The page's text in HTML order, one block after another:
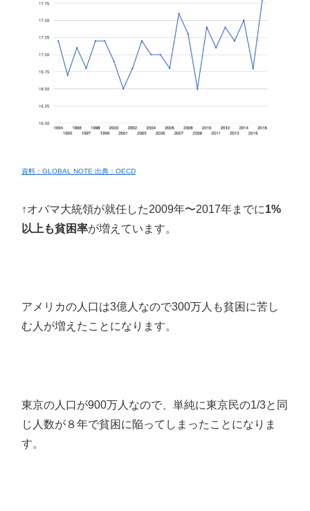
資料：GLOBAL NOTE 出典：OECD
↑オバマ大統領が就任した2009年〜2017年までに1%
以上も貧困率が増えています。
アメリカの人口は3億人なので300万人も貧困に苦し
む人が増えたことになります。
東京の人口が900万人なので、単純に東京民の1/3と同
じ人数が８年で貧困に陥ってしまったことになりま
す。